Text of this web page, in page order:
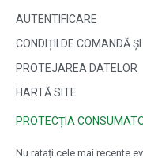
AUTENTIFICARE
CONDIȚII DE COMANDĂ
PROTEJAREA DATELOR
HARTĂ SITE
PROTECȚIA
Nu ratați cele mai recente